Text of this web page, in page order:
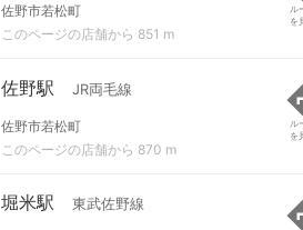
佐野市若松町
このページの店舗から 851 m
ル
を
佐野駅 JR両毛線
佐野市若松町
このページの店舗から 870 m
ル
を
堀米駅 東武佐野線